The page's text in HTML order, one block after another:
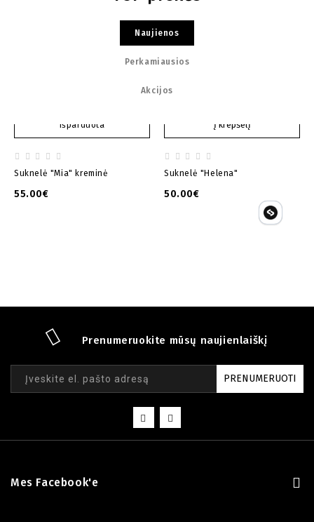
Naujienos
Perkamiausios
Akcijos
Išparduota
Suknelė "Mia" kreminė
55.00€
Į krepšelį
Suknelė "Helena"
50.00€
Prenumeruokite mūsų naujienlaiškį
PRENUMERUOTI
Mes Facebook'e